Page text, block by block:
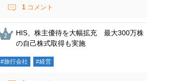
1 コメント
HIS、株主優待を大幅拡充 最大300万株
の自己株式取得も実施
#旅行会社 #経営